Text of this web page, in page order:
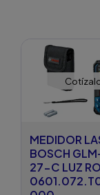
MEDIDOR
BOSCH
27-C LUZ